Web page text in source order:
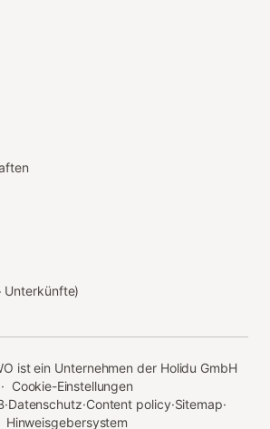
Unterkünfte)
ist ein Unternehmen der Holidu GmbH
· Cookie-Einstellungen
·Datenschutz·Content policy·Sitemap·
Hinweisgebersystem